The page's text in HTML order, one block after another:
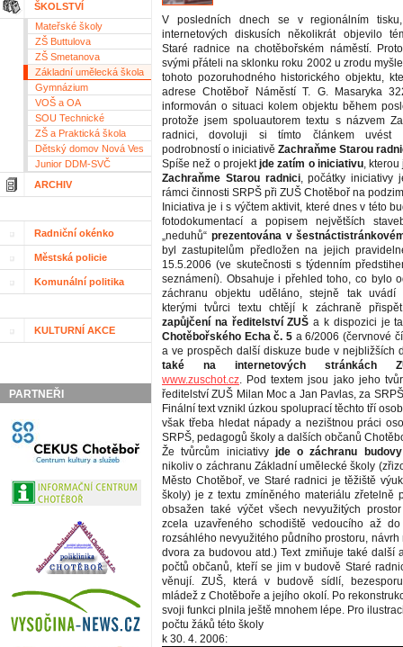
ŠKOLSTVÍ
Mateřské školy
ZŠ Buttulova
ZŠ Smetanova
Základní umělecká škola
Gymnázium
VOŠ a OA
SOU Technické
ZŠ a Praktická škola
Dětský domov Nová Ves
Junior DDM-SVČ
ARCHIV
Radniční okénko
Městská policie
Komunální politika
KULTURNÍ AKCE
PARTNEŘI
V posledních dnech se v regionálním
internetových diskusích několikrát objevilo
Staré radnice na chotěbořském náměstí.
svými přáteli na sklonku roku 2002 u zrodu
tohoto pozoruhodného historického objektu,
adrese Chotěboř Náměstí T. G. Masaryka
informován o situaci kolem objektu během
protože jsem spoluautorem textu s názvem
radnici, dovoluji si tímto článkem uvést
podrobností o iniciativě Zachraňme Starou
Spíše než o projektjde zatím o iniciativu, kterou
Zachraňme Starou radnici, počátky iniciativy
rámci činnosti SRPŠ při ZUŠ Chotěboř na
Iniciativa je i s výčtem aktivit, které dnes v této
fotodokumentací a popisem největších
„neduhů“ prezentována v
byl zastupitelům předložen na jejich
15.5.2006 (ve skutečnosti s týdenním
seznámení). Obsahuje i přehled toho, co bylo
záchranu objektu uděláno, stejně tak uvádí
kterými tvůrci textu chtějí k záchraně
zapůjčení na ředitelství ZUŠ a k dispozici je
Chotěbořského Echa č. 5 a 6/2006 (červnové
a ve prospěch další diskuze bude v nejbližších
také na internetových stránkách
www.zuschot.cz. Pod textem jsou jako jeho
ředitelství ZUŠ Milan Moc a Jan Pavlas, za
Finální text vznikl úzkou spoluprací těchto tří
však třeba hledat nápady a nezištnou práci
SRPŠ, pedagogů školy a dalších občanů
Že tvůrcům iniciativy jde o záchranu
nikoliv o záchranu Základní umělecké školy
Město Chotěboř, ve Staré radnici je těžiště
školy) je z textu zmíněného materiálu zřetelně
obsažen také výčet všech nevyužitých
zcela uzavřeného schodiště vedoucího až
rozsáhlého nevyužitého půdního prostoru, návrh
dvora za budovou atd.) Text zmiňuje také další
počtů občanů, kteří se jim v budově Staré
věnují. ZUŠ, která v budově sídlí,
mládež z Chotěboře a jejího okolí. Po
svoji funkci plnila ještě mnohem lépe. Pro
počtu žáků této školy
k 30. 4. 2006: